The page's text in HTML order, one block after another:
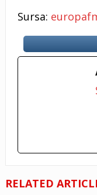
Sursa:
RELATED